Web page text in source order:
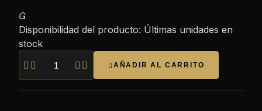

Disponibilidad del producto: Últimas unidades en
stock
     AÑADIR AL CARRITO